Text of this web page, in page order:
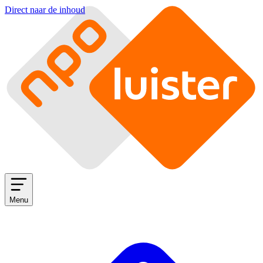
Direct naar de inhoud
Menu